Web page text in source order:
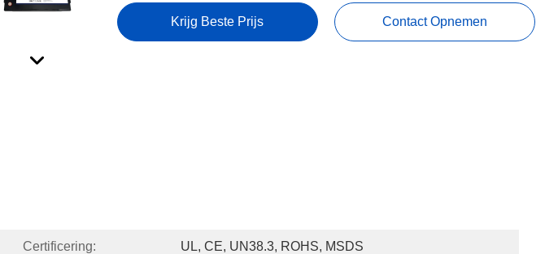
Krijg Beste Prijs Contact Opnemen
Certificering: UL, CE, UN38.3, ROHS, MSDS